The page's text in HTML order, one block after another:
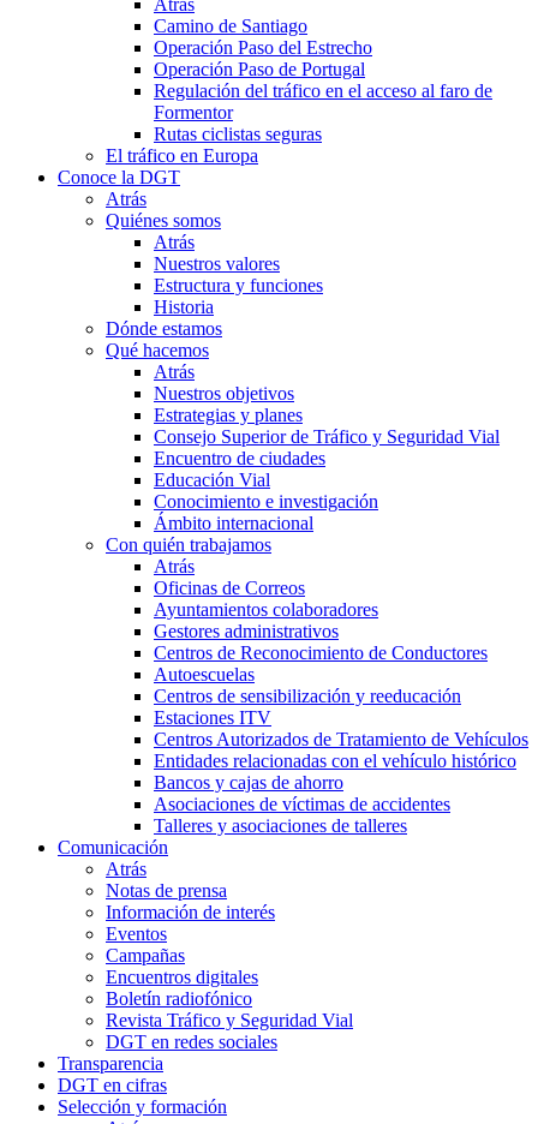
Atrás
Camino de Santiago
Operación Paso del Estrecho
Operación Paso de Portugal
Regulación del tráfico en el acceso al faro de
Formentor
Rutas ciclistas seguras
El tráfico en Europa
Conoce la DGT
Atrás
Quiénes somos
Atrás
Nuestros valores
Estructura y funciones
Historia
Dónde estamos
Qué hacemos
Atrás
Nuestros objetivos
Estrategias y planes
Consejo Superior de Tráfico y Seguridad Vial
Encuentro de ciudades
Educación Vial
Conocimiento e investigación
Ámbito internacional
Con quién trabajamos
Atrás
Oficinas de Correos
Ayuntamientos colaboradores
Gestores administrativos
Centros de Reconocimiento de Conductores
Autoescuelas
Centros de sensibilización y reeducación
Estaciones ITV
Centros Autorizados de Tratamiento de Vehículos
Entidades relacionadas con el vehículo histórico
Bancos y cajas de ahorro
Asociaciones de víctimas de accidentes
Talleres y asociaciones de talleres
Comunicación
Atrás
Notas de prensa
Información de interés
Eventos
Campañas
Encuentros digitales
Boletín radiofónico
Revista Tráfico y Seguridad Vial
DGT en redes sociales
Transparencia
DGT en cifras
Selección y formación